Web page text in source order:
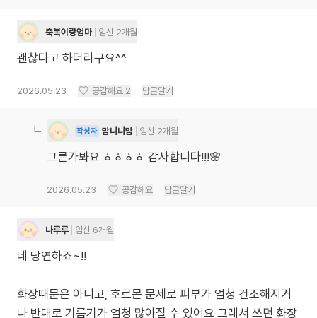
축복이랑엄마 임신 2개월
괜찮다고 하더라구요^^
2026.05.23 공감해요 2 답글달기
작성자 맘니니맘 임신 2개월
그른가봐요 ㅎㅎㅎㅎ 감사합니다!!!🌸
2026.05.23 공감해요 답글달기
나루루 임신 6개월
네 당연하죠~!!
화장때문은 아니고, 호르몬 문제로 피부가 엄청 건조해지거
나 반대로 기름기가 엄청 많아질 수 있어요 그래서 쓰던 화장